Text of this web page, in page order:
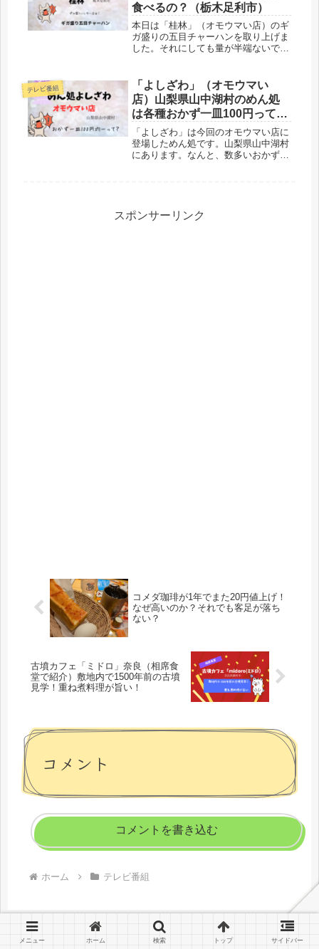
食べるの？（栃木足利市）
本日は「桂林」（オモウマい店）のギ
ガ盛りの五目チャーハンを取り上げま
した。それにしても量が半端ないです
うです。場所は栃木足利市。とにか
く、話題にはことかかない人気店でし
ょう！
テレビ番組
「よしざわ」（オモウマい
店）山梨県山中湖村のめん処
は各種おかず一皿100円って？
口コミも紹介！
「よしざわ」は今回のオモウマい店に
登場しためん処です。山梨県山中湖村
にあります。なんと、数多いおかずが
スポンサーリンク
コメダ珈琲が1年でまた20円値上げ！
なぜ高いのか？それでも客足が落ち
ない？
古墳カフェ「ミドロ」奈良（相席食
堂で紹介）敷地内で1500年前の古墳
見学！重ね煮料理が旨い！
コメント
コメントを書き込む
ホーム テレビ番組
メニュー ホーム 検索 トップ サイドバー